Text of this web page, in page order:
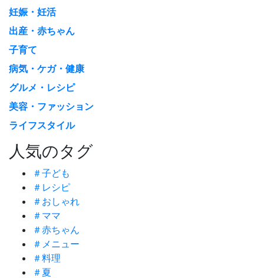
妊娠・妊活
出産・赤ちゃん
子育て
病気・ケガ・健康
グルメ・レシピ
美容・ファッション
ライフスタイル
人気のタグ
＃子ども
＃レシピ
＃おしゃれ
＃ママ
＃赤ちゃん
＃メニュー
＃料理
＃夏